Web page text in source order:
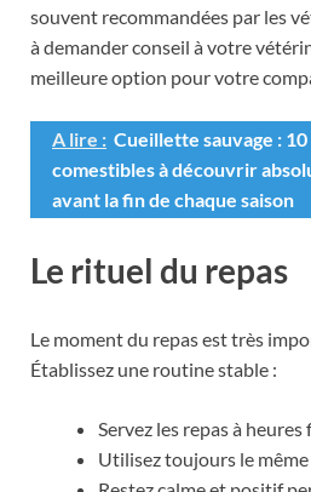
souvent recommandées par les
à demander conseil à votre
meilleure option pour votre
A lire : Cueillette sauvage :
comestibles à découvrir
avant la fin de chaque saison
Le rituel du repas
Le moment du repas est très
Établissez une routine stable :
Servez les repas à heures
Utilisez toujours le